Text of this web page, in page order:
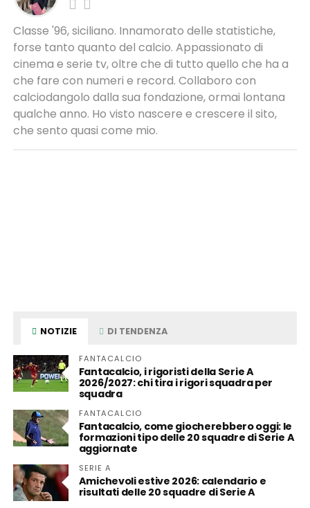
Classe '96, siciliano. Innamorato delle statistiche,
forse tanto quanto del calcio. Appassionato di
cinema e serie tv, oltre che di tutto quello che ha a
che fare con numeri e record. Collaboro con
calciodangolo dalla sua fondazione, ormai lontana
qualche anno. Ho visto nascere e crescere il sito,
che sento quasi come mio.
NOTIZIE DI TENDENZA
FANTACALCIO
Fantacalcio, i rigoristi della Serie A
2026/2027: chi tira i rigori squadra per
squadra
FANTACALCIO
Fantacalcio, come giocherebbero oggi: le
formazioni tipo delle 20 squadre di Serie A
aggiornate
SERIE A
Amichevoli estive 2026: calendario e
risultati delle 20 squadre di Serie A